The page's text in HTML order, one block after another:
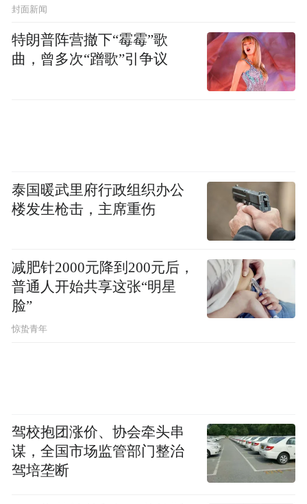
封面新闻
特朗普阵营撤下“霉霉”歌
曲，曾多次“蹭歌”引争议
泰国暖武里府行政组织办公
楼发生枪击，主席重伤
减肥针2000元降到200元后，
普通人开始共享这张“明星
脸”
惊蛰青年
驾校抱团涨价、协会牵头串
谋，全国市场监管部门整治
驾培垄断